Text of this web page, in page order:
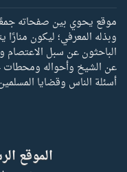
موقع يحوي بين صفحاته
وبذله المعرفي؛ ليكون
الباحثون عن سبل الاعتصام
عن الشيخ وأحواله ومحطات
أسئلة الناس وقضايا
الموقع